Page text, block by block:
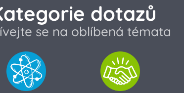
dotazů
se na oblíbená témata